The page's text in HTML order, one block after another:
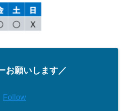
お願いします／
Follow